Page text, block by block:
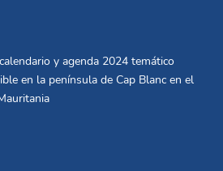
y agenda 2024 temático
en la península de Cap Blanc en el